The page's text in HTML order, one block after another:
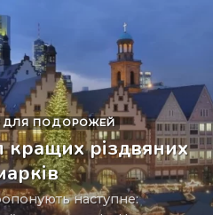
​​ДЛЯ ПОДОРОЖЕЙ
кращих різдвяних